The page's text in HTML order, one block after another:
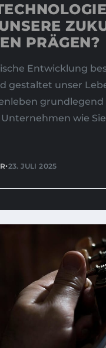
PRÄGEN?
Entwicklung
gestaltet unser
grundlegend
wie
•23. JULI 2025